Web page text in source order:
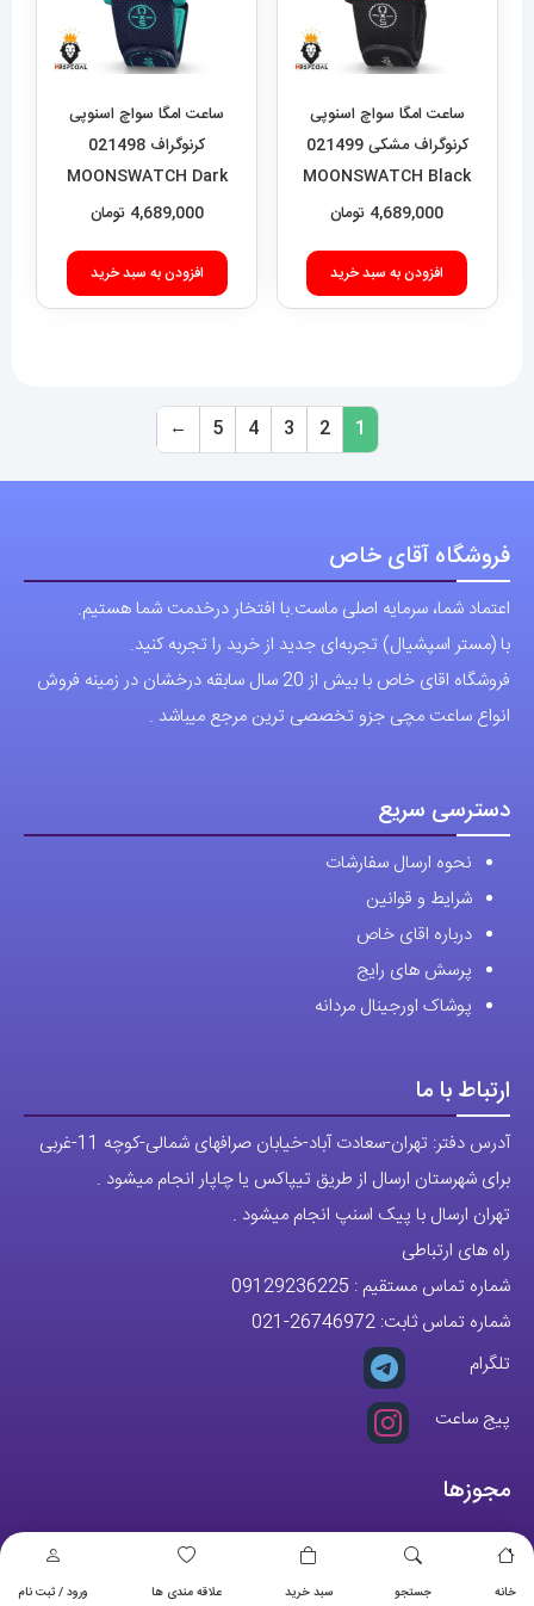
خانه جستجو سبد خرید علاقه مندی ها ورود / ثبت نام
ساعت امگا سواچ اسنوپی
کرنوگراف مشکی 021499
MOONSWATCH Black
4,689,000 تومان
افزودن به سبد خرید
ساعت امگا سواچ اسنوپی
کرنوگراف 021498
MOONSWATCH Dark
Blue
4,689,000 تومان
افزودن به سبد خرید
1
2
3
4
5
←
فروشگاه آقای خاص
اعتماد شما، سرمایه اصلی ماست.با افتخار درخدمت شما هستیم.
با (مستر اسپشیال) تجربه‌ای جدید از خرید را تجربه کنید.
فروشگاه اقای خاص با بیش از 20 سال سابقه درخشان در زمینه فروش
انواع ساعت مچی جزو تخصصی ترین مرجع میباشد .
دسترسی سریع
نحوه ارسال سفارشات
شرایط و قوانین
درباره اقای خاص
پرسش های رایج
پوشاک اورجینال مردانه
ارتباط با ما
آدرس دفتر: تهران-سعادت آباد-خیابان صرافهای شمالی-کوچه 11-غربی
برای شهرستان ارسال از طریق تیپاکس یا چاپار انجام میشود .
تهران ارسال با پیک اسنپ انجام میشود .
راه های ارتباطی
شماره تماس مستقیم : 09129236225
شماره تماس ثابت: 26746972
-021
تلگرام
پیج ساعت
مجوزها